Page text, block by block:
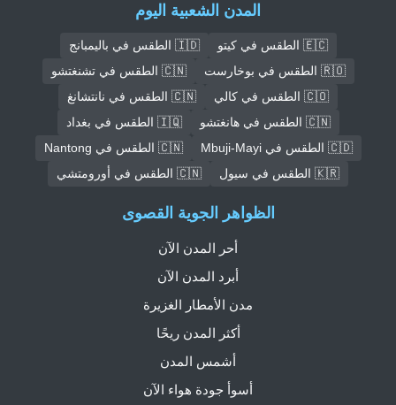
المدن الشعبية اليوم
🇪🇨 الطقس في كيتو
🇮🇩 الطقس في باليمبانج
🇷🇴 الطقس في بوخارست
🇨🇳 الطقس في تشنغتشو
🇨🇴 الطقس في كالي
🇨🇳 الطقس في نانتشانغ
🇨🇳 الطقس في هانغتشو
🇮🇶 الطقس في بغداد
🇨🇩 الطقس في Mbuji-Mayi
🇨🇳 الطقس في Nantong
🇰🇷 الطقس في سيول
🇨🇳 الطقس في أورومتشي
الظواهر الجوية القصوى
أحر المدن الآن
أبرد المدن الآن
مدن الأمطار الغزيرة
أكثر المدن ريحًا
أشمس المدن
أسوأ جودة هواء الآن